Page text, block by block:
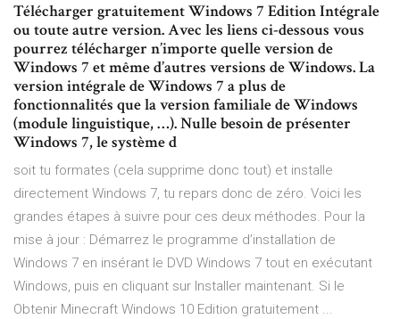
Télécharger gratuitement Windows 7 Edition Intégrale
ou toute autre version. Avec les liens ci-dessous vous
pourrez télécharger n’importe quelle version de
Windows 7 et même d’autres versions de Windows. La
version intégrale de Windows 7 a plus de
fonctionnalités que la version familiale de Windows
(module linguistique, …). Nulle besoin de présenter
Windows 7, le système d
soit tu formates (cela supprime donc tout) et installe
directement Windows 7, tu repars donc de zéro. Voici les
grandes étapes à suivre pour ces deux méthodes. Pour la
mise à jour : Démarrez le programme d’installation de
Windows 7 en insérant le DVD Windows 7 tout en exécutant
Windows, puis en cliquant sur Installer maintenant. Si le
Obtenir Minecraft Windows 10 Edition gratuitement ...